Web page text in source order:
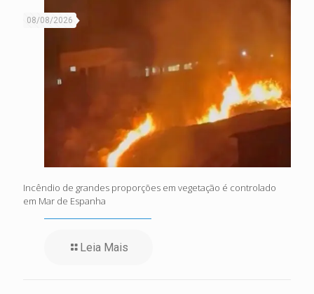
08/08/2026
Incêndio de grandes proporções em vegetação é controlado
em Mar de Espanha
Leia Mais